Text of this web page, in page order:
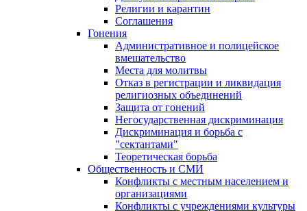
Религии и карантин
Соглашения
Гонения
Административное и полицейское
вмешательство
Места для молитвы
Отказ в регистрации и ликвидация
религиозных объединений
Защита от гонений
Негосударственная дискриминация
Дискриминация и борьба с
"сектантами"
Теоретическая борьба
Общественность и СМИ
Конфликты с местным населением и
организациями
Конфликты с учреждениями культуры